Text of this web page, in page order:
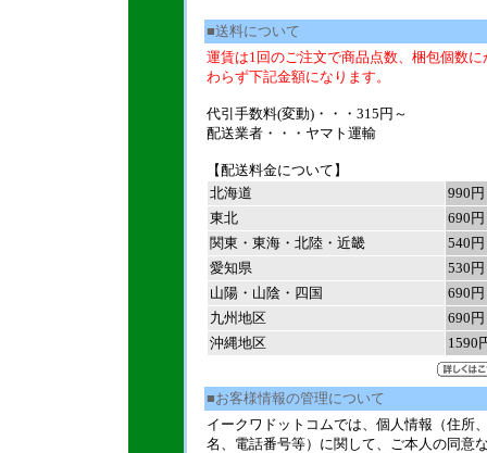
■送料について
運賃は1回のご注文で商品点数、梱包個数に
わらず下記金額になります。
代引手数料(変動)・・・315円～
配送業者・・・ヤマト運輸
【配送料金について】
北海道
990円
東北
690円
関東・東海・北陸・近畿
540円
愛知県
530円
山陽・山陰・四国
690円
九州地区
690円
沖縄地区
1590
■お客様情報の管理について
イークワドットコムでは、個人情報（住所
名、電話番号等）に関して、ご本人の同意